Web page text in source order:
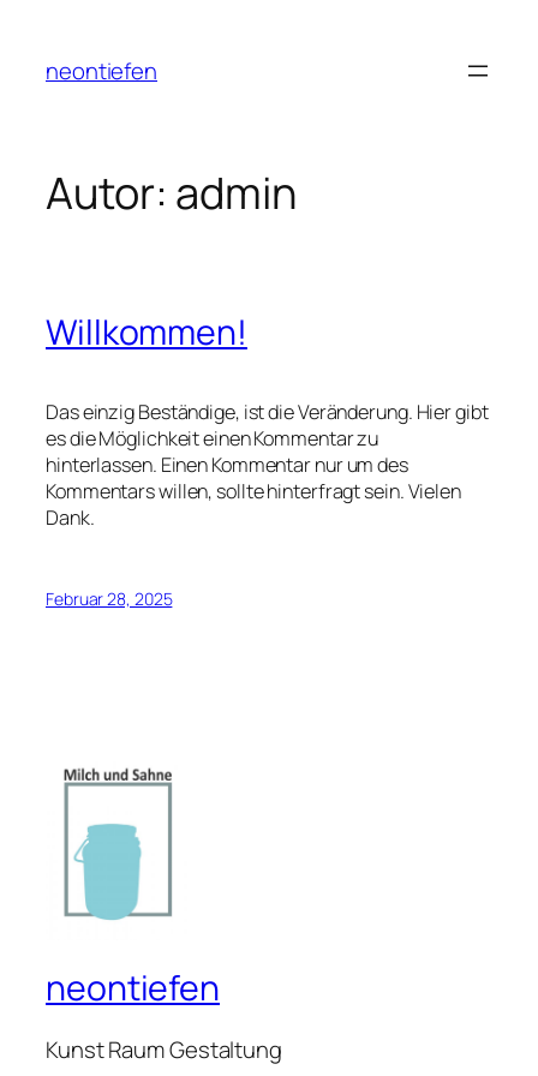
springen
neontiefen
Autor: admin
Willkommen!
Das einzig Beständige, ist die Veränderung. Hier gibt
es die Möglichkeit einen Kommentar zu
hinterlassen. Einen Kommentar nur um des
Kommentars willen, sollte hinterfragt sein. Vielen
Dank.
Februar 28, 2025
neontiefen
Kunst Raum Gestaltung